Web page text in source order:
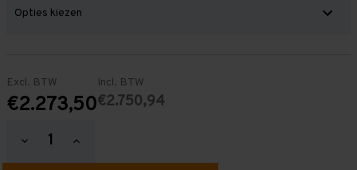
Excl. BTW
€2.273,50
Incl. BTW
€2.750,94
Hoeveelheid
verlagen
Hoeveelheid
verhogen